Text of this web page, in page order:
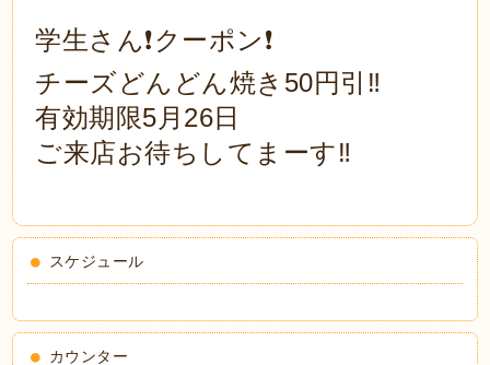
学生さん❗️クーポン❗️
チーズどんどん焼き50円引‼️
有効期限5月26日
ご来店お待ちしてまーす‼️
スケジュール
カウンター